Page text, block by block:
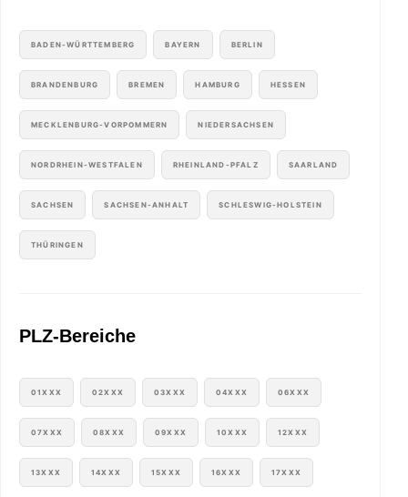
BADEN-WÜRTTEMBERG BAYERN BERLIN
BRANDENBURG BREMEN HAMBURG HESSEN
MECKLENBURG-VORPOMMERN NIEDERSACHSEN
NORDRHEIN-WESTFALEN RHEINLAND-PFALZ SAARLAND
SACHSEN SACHSEN-ANHALT SCHLESWIG-HOLSTEIN
THÜRINGEN
PLZ-Bereiche
01XXX 02XXX 03XXX 04XXX 06XXX
07XXX 08XXX 09XXX 10XXX 12XXX
13XXX 14XXX 15XXX 16XXX 17XXX